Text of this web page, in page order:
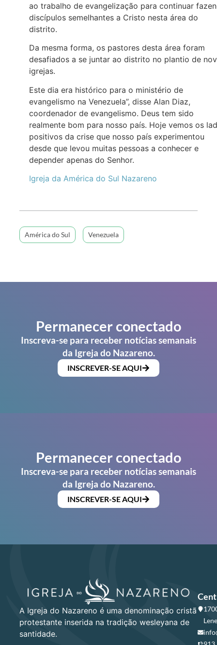
ao trabalho de evangelização para continuar
discípulos semelhantes a Cristo nesta área do
distrito.
Da mesma forma, os pastores desta área foram
desafiados a se juntar ao distrito no plantio de
igrejas.
Este dia era histórico para o ministério de
evangelismo na Venezuela”, disse Alan Diaz,
coordenador de evangelismo. Deus tem sido
realmente bom para nosso país. Hoje vemos os
positivos da crise que nosso país experimentou
desde que levou muitas pessoas a conhecer e
depender apenas do Senhor.
Igreja da América do Sul Nazareno
América do Sul Venezuela
Permanecer conectado
Inscreva-se para receber notícias semanais
da Igreja do Nazareno.
INSCREVER-SE AQUI
Permanecer conectado
Inscreva-se para receber notícias semanais
da Igreja do Nazareno.
INSCREVER-SE AQUI
A Igreja do Nazareno é uma denominação cristã
protestante inserida na tradição wesleyana de
santidade.